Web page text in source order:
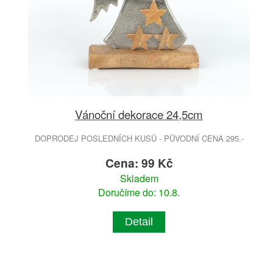
Vánoční dekorace 24,5cm
DOPRODEJ POSLEDNÍCH KUSŮ - PŮVODNÍ CENA 295.-
Cena: 99 Kč
Skladem
Doručíme do: 10.8.
Detail